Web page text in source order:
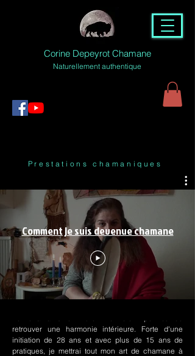
Corine Depeyrot Chamane
Naturellement authentique
Prestations chamaniques
Comment je suis devenue chamane
retrouver une harmonie intérieure. Forte d'une
initiation de 28 ans et avec plus de 15 ans de
pratiques, je mettrai tout mon art de chamane à